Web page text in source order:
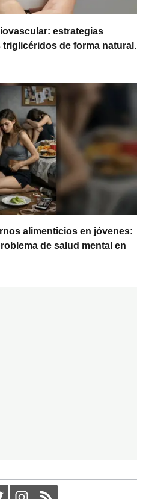
estrategias
de forma natural.
alimenticios en jóvenes:
de salud mental en